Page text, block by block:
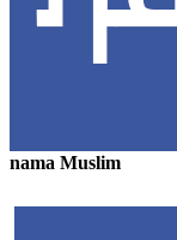
nama Muslim